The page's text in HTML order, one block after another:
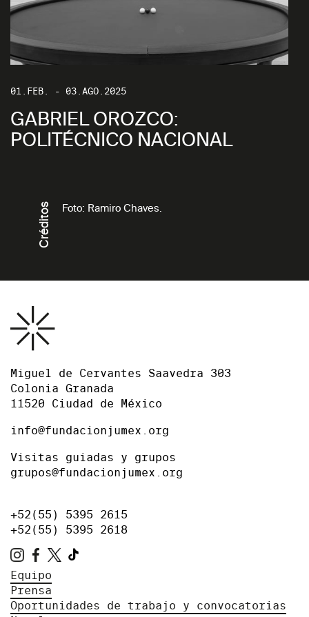
01.FEB. - 03.AGO.2025
GABRIEL OROZCO:
POLITÉCNICO NACIONAL
Créditos Foto: Ramiro Chaves.
Miguel de Cervantes Saavedra 303
Colonia Granada
11520 Ciudad de México
info@fundacionjumex.org
Visitas guiadas y grupos
grupos@fundacionjumex.org
+52(55) 5395 2615
+52(55) 5395 2618
Equipo
Prensa
Oportunidades de trabajo y convocatorias